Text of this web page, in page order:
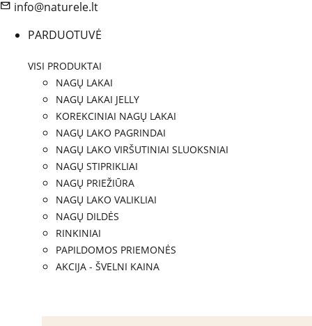
info@naturele.lt
PARDUOTUVĖ
VISI PRODUKTAI
NAGŲ LAKAI
NAGŲ LAKAI JELLY
KOREKCINIAI NAGŲ LAKAI
NAGŲ LAKO PAGRINDAI
NAGŲ LAKO VIRŠUTINIAI SLUOKSNIAI
NAGŲ STIPRIKLIAI
NAGŲ PRIEŽIŪRA
NAGŲ LAKO VALIKLIAI
NAGŲ DILDĖS
RINKINIAI
PAPILDOMOS PRIEMONĖS
AKCIJA - ŠVELNI KAINA